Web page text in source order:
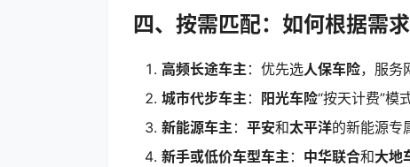
四、按需匹配：如何根据需
高频长途车主：优先选人保车险，服务
城市代步车主： 阳光车险“按天计费”模
新能源车主： 平安和太平洋的新能源专
新手或低价车型车主： 中华联合和大地